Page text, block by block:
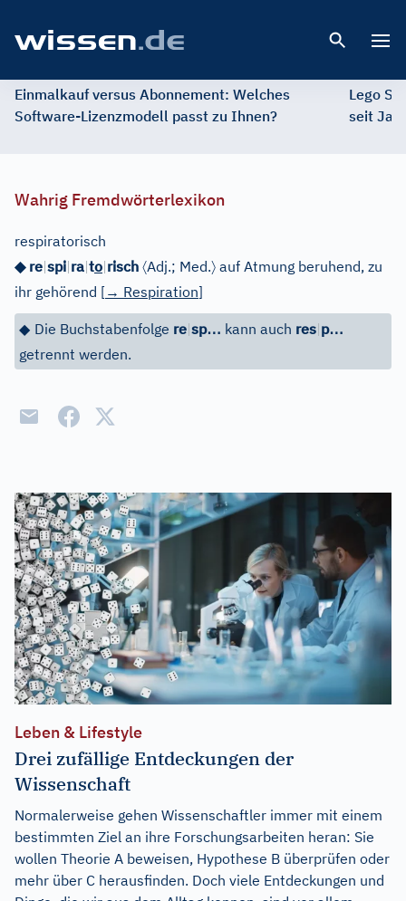
Einmalkauf versus Abonnement: Welches
Software-Lizenzmodell passt zu Ihnen?
Lego
seit
Wahrig Fremdwörterlexikon
respiratorisch
◆ re|spi|ra|to|risch 〈Adj.; Med.〉 auf Atmung beruhend, zu
ihr gehörend [→ Respiration]
◆ Die Buchstabenfolge re|sp… kann auch res|p…
getrennt werden.
Leben & Lifestyle
Drei zufällige Entdeckungen der
Wissenschaft
Normalerweise gehen Wissenschaftler immer mit einem
bestimmten Ziel an ihre Forschungsarbeiten heran: Sie
wollen Theorie A beweisen, Hypothese B überprüfen oder
mehr über C herausfinden. Doch viele Entdeckungen und